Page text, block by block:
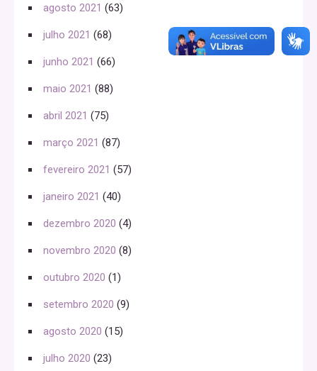
agosto 2021 (63)
julho 2021 (68)
junho 2021 (66)
maio 2021 (88)
abril 2021 (75)
março 2021 (87)
fevereiro 2021 (57)
janeiro 2021 (40)
dezembro 2020 (4)
novembro 2020 (8)
outubro 2020 (1)
setembro 2020 (9)
agosto 2020 (15)
julho 2020 (23)